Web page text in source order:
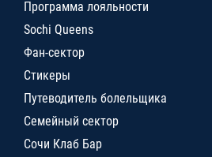
Программа лояльности
Sochi Queens
Фан-сектор
Стикеры
Путеводитель болельщика
Семейный сектор
Сочи Клаб Бар